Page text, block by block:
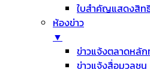
ใบสำคัญแสดงสิท
ห้องข่าว
▼
ข่าวแจ้งตลาดหลั
ข่าวแจ้งสื่อมวลชน